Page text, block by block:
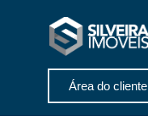
Área do cliente